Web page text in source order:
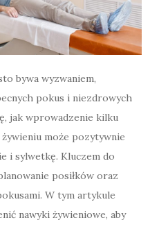
bywa wyzwaniem,
pokus i niezdrowych
jak wprowadzenie kilku
może pozytywnie
i sylwetkę. Kluczem do
posiłków oraz
W tym artykule
nawyki żywieniowe, aby